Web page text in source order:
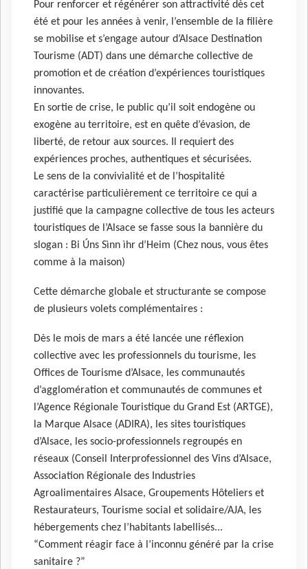
Pour renforcer et régénérer son attractivité dès cet
été et pour les années à venir, l’ensemble de la filière
se mobilise et s’engage autour d’Alsace Destination
Tourisme (ADT) dans une démarche collective de
promotion et de création d’expériences touristiques
innovantes.
En sortie de crise, le public qu’il soit endogène ou
exogène au territoire, est en quête d’évasion, de
liberté, de retour aux sources. Il requiert des
expériences proches, authentiques et sécurisées.
Le sens de la convivialité et de l’hospitalité
caractérise particulièrement ce territoire ce qui a
justifié que la campagne collective de tous les acteurs
touristiques de l’Alsace se fasse sous la bannière du
slogan : Bi Úns Sìnn ìhr d’Heim (Chez nous, vous êtes
comme à la maison)
Cette démarche globale et structurante se compose
de plusieurs volets complémentaires :
Dès le mois de mars a été lancée une réflexion
collective avec les professionnels du tourisme, les
Offices de Tourisme d’Alsace, les communautés
d’agglomération et communautés de communes et
l’Agence Régionale Touristique du Grand Est ​(ARTGE),
la Marque Alsace (ADIRA), les sites touristiques
d’Alsace, les socio-professionnels regroupés en
réseaux (Conseil Interprofessionnel des Vins d’Alsace,
Association Régionale des Industries
Agroalimentaires Alsace, Groupements Hôteliers et
Restaurateurs, Tourisme social et solidaire/AJA, les
hébergements chez l’habitants labellisés...
“Comment réagir face à l’inconnu généré par la crise
sanitaire ?”